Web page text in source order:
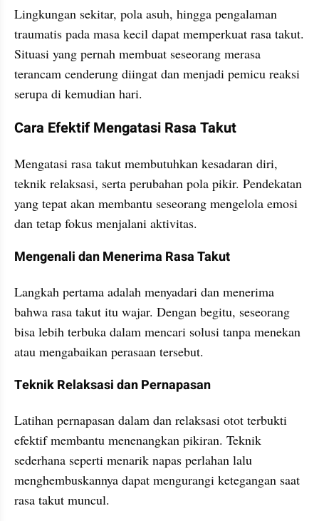
Lingkungan sekitar, pola asuh, hingga pengalaman
traumatis pada masa kecil dapat memperkuat rasa takut.
Situasi yang pernah membuat seseorang merasa
terancam cenderung diingat dan menjadi pemicu reaksi
serupa di kemudian hari.
Cara Efektif Mengatasi Rasa Takut
Mengatasi rasa takut membutuhkan kesadaran diri,
teknik relaksasi, serta perubahan pola pikir. Pendekatan
yang tepat akan membantu seseorang mengelola emosi
dan tetap fokus menjalani aktivitas.
Mengenali dan Menerima Rasa Takut
Langkah pertama adalah menyadari dan menerima
bahwa rasa takut itu wajar. Dengan begitu, seseorang
bisa lebih terbuka dalam mencari solusi tanpa menekan
atau mengabaikan perasaan tersebut.
Teknik Relaksasi dan Pernapasan
Latihan pernapasan dalam dan relaksasi otot terbukti
efektif membantu menenangkan pikiran. Teknik
sederhana seperti menarik napas perlahan lalu
menghembuskannya dapat mengurangi ketegangan saat
rasa takut muncul.